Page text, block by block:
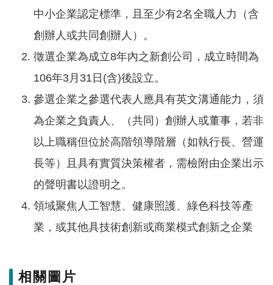
中小企業認定標準，且至少有2名全職人力（含
創辦人或共同創辦人）。
徵選企業為成立8年內之新創公司，成立時間為
106年3月31日(含)後設立。
參選企業之參選代表人應具有英文溝通能力，須
為企業之負責人、（共同）創辦人或董事，若非
以上職稱但位於高階領導階層（如執行長、營運
長等）且具有實質決策權者，需檢附由企業出示
的聲明書以證明之。
領域聚焦人工智慧、健康照護、綠色科技等產
業，或其他具技術創新或商業模式創新之企業
相關圖片